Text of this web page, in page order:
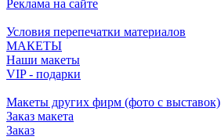
Реклама на сайте
Условия перепечатки материалов
МАКЕТЫ
Наши макеты
VIP - подарки
Макеты других фирм (фото с выставок)
Заказ макета
Заказ